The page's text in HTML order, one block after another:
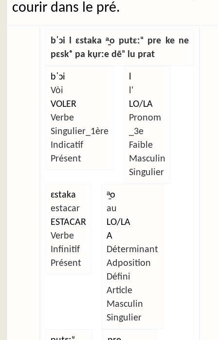
courir dans le pré.
bˈɔi l ɛstaka ᵃ̱o putɛːᵘ pre ke ne
pɛskᵊ pa kụrːe dẽⁿ lu prat
bˈɔi
Vòi
VOLER
Verbe
Singulier_1ère
Indicatif
Présent
l'
LO/LA
Pronom
_3e
Faible
Masculin
Singulier
ɛstaka
estacar
ESTACAR
Verbe
Infinitif
Présent
ᵃ̱o
au
LO/LA
A
Déterminant
Adposition
Défini
Article
Masculin
Singulier